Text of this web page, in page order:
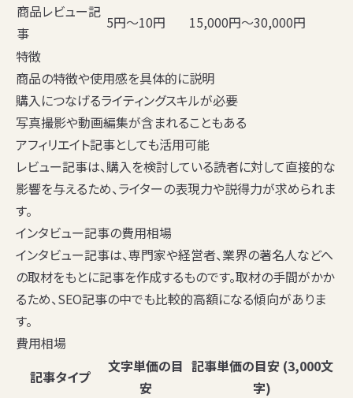
商品レビュー記
事
5円〜10円
15,000円〜30,000円
特徴
商品の特徴や使用感を具体的に説明
購入につなげるライティングスキルが必要
写真撮影や動画編集が含まれることもある
アフィリエイト記事としても活用可能
レビュー記事は、購入を検討している読者に対して直接的な
影響を与えるため、ライターの表現力や説得力が求められま
す。
インタビュー記事の費用相場
インタビュー記事は、専門家や経営者、業界の著名人などへ
の取材をもとに記事を作成するものです。取材の手間がかか
るため、SEO記事の中でも比較的高額になる傾向がありま
す。
費用相場
記事タイプ
文字単価の目
安
記事単価の目安 (3,000文
字)